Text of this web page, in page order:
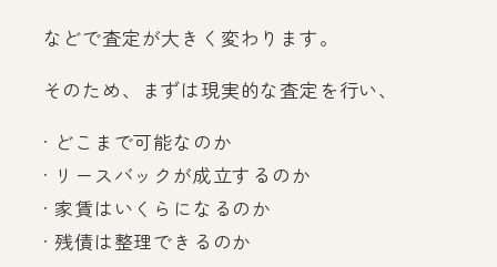
などで査定が大きく変わります。
そのため、まずは現実的な査定を行い、
· どこまで可能なのか
· リースバックが成立するのか
· 家賃はいくらになるのか
· 残債は整理できるのか